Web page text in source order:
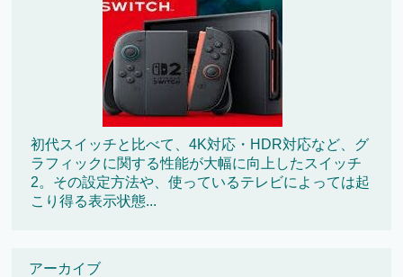
初代スイッチと比べて、4K対応・HDR対応など、グ
ラフィックに関する性能が大幅に向上したスイッチ
2。その設定方法や、使っているテレビによっては起
こり得る表示状態...
アーカイブ